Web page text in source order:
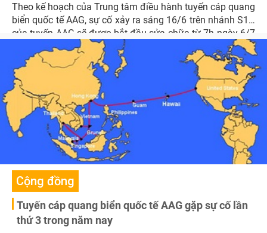
Theo kế hoạch của Trung tâm điều hành tuyến cáp quang
biển quốc tế AAG, sự cố xảy ra sáng 16/6 trên nhánh S1H
của tuyến AAG sẽ được bắt đầu sửa chữa từ 7h ngày 6/7
tới và dự kiến hoàn thành vào 4h ngày 11/7/2018.
Cộng đồng
Tuyến cáp quang biển quốc tế AAG gặp sự cố lần
thứ 3 trong năm nay